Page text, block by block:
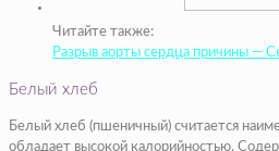
Читайте также:
Разрыв аорты сердца причины —
Белый хлеб
Белый хлеб (пшеничный) считается
обладает высокой калорийностью.